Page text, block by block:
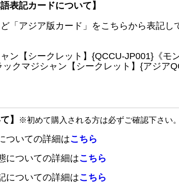
表記カードについて】
「アジア版カード」をこちらから表記し
ン【シークレット】{QCCU-JP001}《モ
クマジシャン【シークレット】{アジア
】 ※初めて購入される方は必ずご確認下さい。
ついての詳細はこちら
についての詳細はこちら
についての詳細はこちら